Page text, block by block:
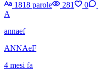
1818 parole
281 0
A
annaef
ANNAeF
4 mesi fa